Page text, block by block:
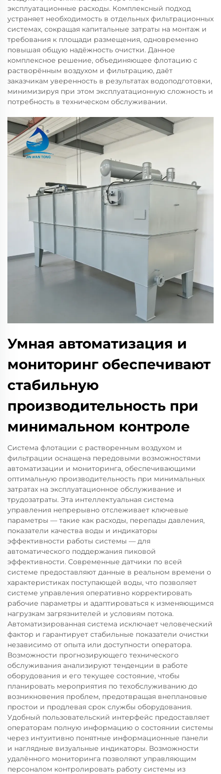
эксплуатационные расходы. Комплексный подход
устраняет необходимость в отдельных фильтрационных
системах, сокращая капитальные затраты на монтаж и
требования к площади размещения, одновременно
повышая общую надёжность очистки. Данное
комплексное решение, объединяющее флотацию с
растворённым воздухом и фильтрацию, даёт
заказчикам уверенность в результатах водоподготовки,
минимизируя при этом эксплуатационную сложность и
потребность в техническом обслуживании.
Умная автоматизация и
мониторинг обеспечивают
стабильную
производительность при
минимальном контроле
Система флотации с растворенным воздухом и
фильтрации оснащена передовыми возможностями
автоматизации и мониторинга, обеспечивающими
оптимальную производительность при минимальных
затратах на эксплуатационное обслуживание и
трудозатраты. Эта интеллектуальная система
управления непрерывно отслеживает ключевые
параметры — такие как расходы, перепады давления,
показатели качества воды и индикаторы
эффективности работы системы — для
автоматического поддержания пиковой
эффективности. Современные датчики по всей
системе предоставляют данные в реальном времени о
характеристиках поступающей воды, что позволяет
системе управления оперативно корректировать
рабочие параметры и адаптироваться к изменяющимся
нагрузкам загрязнителей и условиям потока.
Автоматизированная система исключает человеческий
фактор и гарантирует стабильные показатели очистки
независимо от опыта или доступности оператора.
Возможности прогнозирующего технического
обслуживания анализируют тенденции в работе
оборудования и его текущее состояние, чтобы
планировать мероприятия по техобслуживанию до
возникновения проблем, предотвращая внеплановые
простои и продлевая срок службы оборудования.
Удобный пользовательский интерфейс предоставляет
операторам полную информацию о состоянии системы
через интуитивно понятные информационные панели
и наглядные визуальные индикаторы. Возможности
удалённого мониторинга позволяют управляющим
персоналом контролировать работу системы из